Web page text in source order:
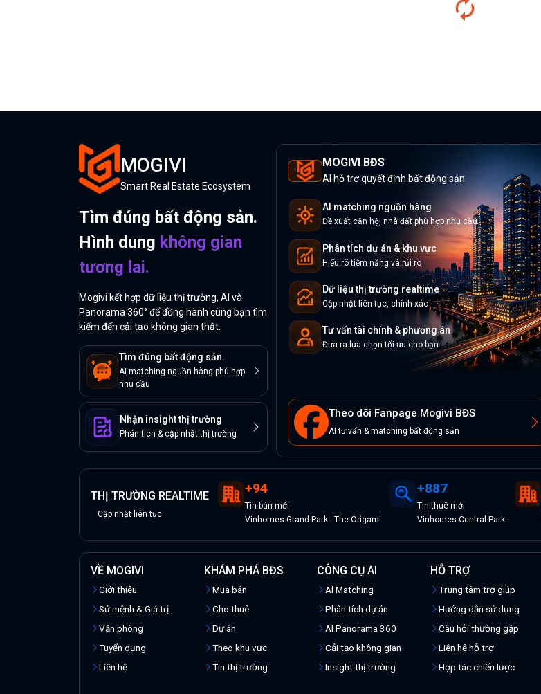
MOGIVI
Smart Real Estate Ecosystem
Tìm đúng bất động sản.
Hình dung không gian
tương lai.
Mogivi kết hợp dữ liệu thị trường, AI và
Panorama 360° để đồng hành cùng bạn tìm
kiếm đến cải tạo không gian thật.
Tìm đúng bất động sản.
AI matching nguồn hàng phù hợp
nhu cầu
Nhận insight thị trường
Phân tích & cập nhật thị trường
MOGIVI BĐS
AI hỗ trợ quyết định bất động sản
AI matching nguồn hàng
Đề xuất căn hộ, nhà đất phù hợp nhu cầu
Phân tích dự án & khu vực
Hiểu rõ tiềm năng và rủi ro
Dữ liệu thị trường realtime
Cập nhật liên tục, chính xác
Tư vấn tài chính & phương án
Đưa ra lựa chọn tối ưu cho bạn
Theo dõi Fanpage Mogivi BĐS
AI tư vấn & matching bất động sản
THỊ TRƯỜNG REALTIME
Cập nhật liên tục
+94
Tin bán mới
Vinhomes Grand Park - The Origami
+887
Tinthuê mới
Vinhomes Central Park
VỀ MOGIVI
Giới thiệu
Sứ mệnh & Giá trị
Văn phòng
Tuyển dụng
Liên hệ
KHÁM PHÁ BĐS
Mua bán
Cho thuê
Dự án
Theo khu vực
Tin thị trường
CÔNG CỤ AI
Al Matching
Phân tích dự án
AI Panorama 360
Cải tạo không gian
Insight thị trường
HỖ TRỢ
Trung tâm trợ giúp
Hướng dẫn sử dụng
Câu hỏi thường gặp
Liên hệ hỗ trợ
Hợp tác chiến lược